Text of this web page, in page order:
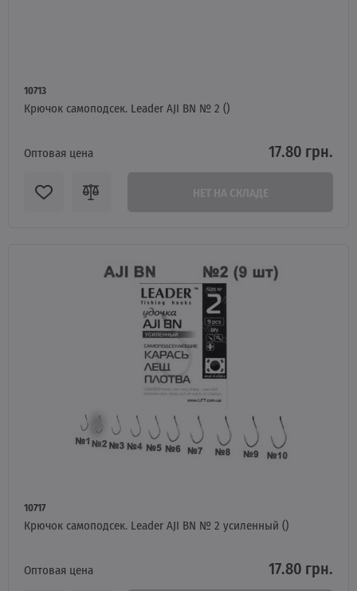
10713
Крючок самоподсек. Leader AJI BN № 2 ()
Оптовая цена 17.80 грн.
10717
Крючок самоподсек. Leader AJI BN № 2 усиленный ()
Оптовая цена 17.80 грн.